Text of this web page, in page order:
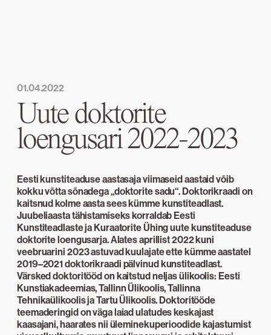
01.04.2022
Uute doktorite
loengusari 2022-2023
Eesti kunstiteaduse aastasaja viimaseid aastaid võib
kokku võtta sõnadega „doktorite sadu“. Doktorikraadi on
kaitsnud kolme aasta sees kümme kunstiteadlast.
Juubeliaasta tähistamiseks korraldab Eesti
Kunstiteadlaste ja Kuraatorite Ühing uute kunstiteaduse
doktorite loengusarja. Alates aprillist 2022 kuni
veebruarini 2023 astuvad kuulajate ette kümme aastatel
2019–2021 doktorikraadi pälvinud kunstiteadlast.
Värsked doktoritööd on kaitstud neljas ülikoolis: Eesti
Kunstiakadeemias, Tallinn Ülikoolis, Tallinna
Tehnikaülikoolis ja Tartu Ülikoolis. Doktoritööde
teemaderingid on väga laiad ulatudes keskajast
kaasajani, haarates nii üleminekuperioodide kajastumist